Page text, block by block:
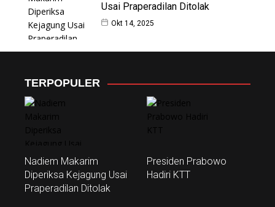
Usai Praperadilan Ditolak
Okt 14, 2025
TERPOPULER
Nadiem Makarim
Diperiksa Kejagung Usai
Praperadilan Ditolak
Presiden Prabowo
Hadiri KTT